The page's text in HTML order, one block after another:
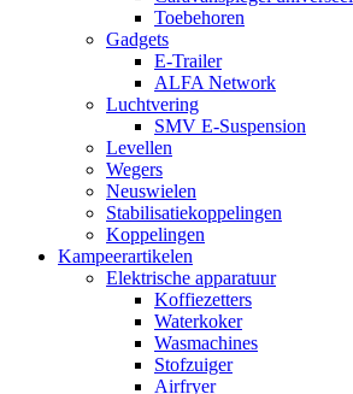
Toebehoren
Gadgets
E-Trailer
ALFA Network
Luchtvering
SMV E-Suspension
Levellen
Wegers
Neuswielen
Stabilisatiekoppelingen
Koppelingen
Kampeerartikelen
Elektrische apparatuur
Koffiezetters
Waterkoker
Wasmachines
Stofzuiger
Airfryer